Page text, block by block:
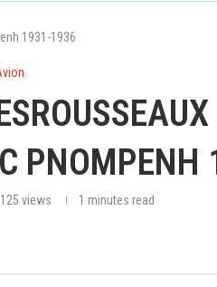
1931-1936
125 views 1 minutes read